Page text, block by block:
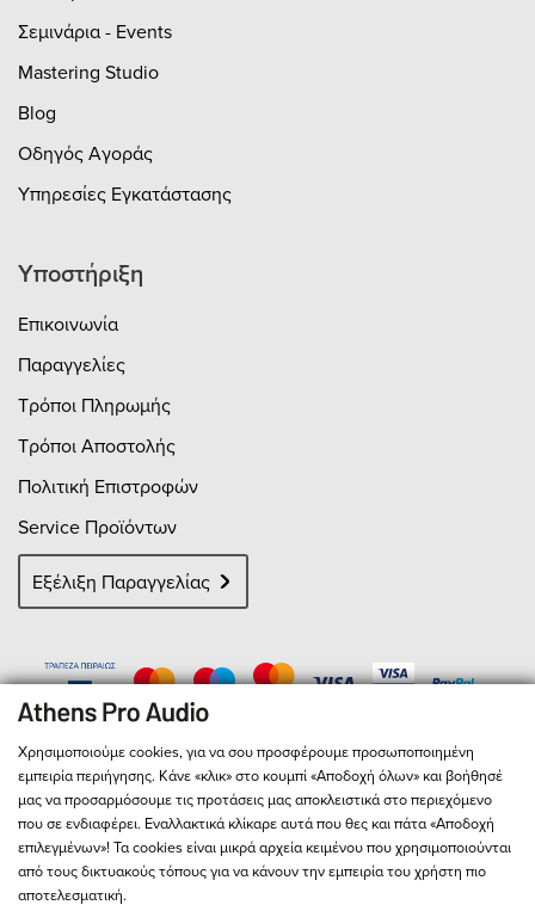
Σεμινάρια - Events
Mastering Studio
Blog
Οδηγός Αγοράς
Υπηρεσίες Εγκατάστασης
Υποστήριξη
Επικοινωνία
Παραγγελίες
Τρόποι Πληρωμής
Τρόποι Αποστολής
Πολιτική Επιστροφών
Service Προϊόντων
Εξέλιξη Παραγγελίας
Χρησιμοποιούμε cookies, για να σου προσφέρουμε προσωποποιημένη
εμπειρία περιήγησης. Κάνε «κλικ» στο κουμπί «Αποδοχή όλων» και βοήθησέ
μας να προσαρμόσουμε τις προτάσεις μας αποκλειστικά στο περιεχόμενο
που σε ενδιαφέρει. Εναλλακτικά κλίκαρε αυτά που θες και πάτα «Αποδοχή
επιλεγμένων»! Τα cookies είναι μικρά αρχεία κειμένου που χρησιμοποιούνται
από τους δικτυακούς τόπους για να κάνουν την εμπειρία του χρήστη πιο
αποτελεσματική.